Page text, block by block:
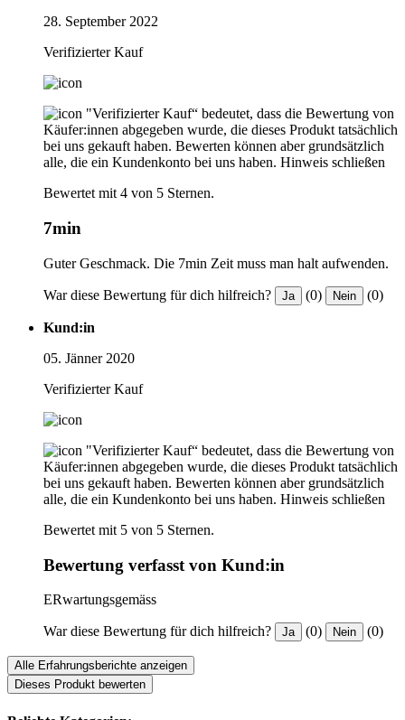
28. September 2022
Verifizierter Kauf
"Verifizierter Kauf“ bedeutet, dass die Bewertung von
Käufer:innen abgegeben wurde, die dieses Produkt tatsächlich
bei uns gekauft haben. Bewerten können aber grundsätzlich
alle, die ein Kundenkonto bei uns haben. Hinweis schließen
Bewertet mit 4 von 5 Sternen.
7min
Guter Geschmack. Die 7min Zeit muss man halt aufwenden.
War diese Bewertung für dich hilfreich? Ja (0) Nein (0)
Kund:in
05. Jänner 2020
Verifizierter Kauf
"Verifizierter Kauf“ bedeutet, dass die Bewertung von
Käufer:innen abgegeben wurde, die dieses Produkt tatsächlich
bei uns gekauft haben. Bewerten können aber grundsätzlich
alle, die ein Kundenkonto bei uns haben. Hinweis schließen
Bewertet mit 5 von 5 Sternen.
Bewertung verfasst von Kund:in
ERwartungsgemäss
War diese Bewertung für dich hilfreich? Ja (0) Nein (0)
Alle Erfahrungsberichte anzeigen
Dieses Produkt bewerten